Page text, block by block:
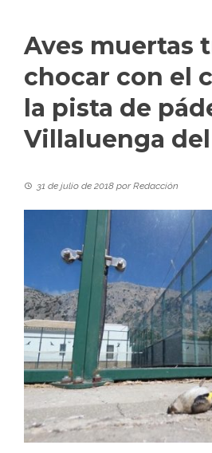
Aves muertas
chocar con el
la pista de
Villaluenga
31 de julio de 2018 porRedacción